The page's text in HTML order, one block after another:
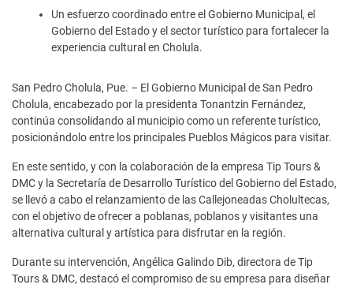
Un esfuerzo coordinado entre el Gobierno Municipal, el
Gobierno del Estado y el sector turístico para fortalecer la
experiencia cultural en Cholula.
San Pedro Cholula, Pue. – El Gobierno Municipal de San Pedro
Cholula, encabezado por la presidenta Tonantzin Fernández,
continúa consolidando al municipio como un referente turístico,
posicionándolo entre los principales Pueblos Mágicos para visitar.
En este sentido, y con la colaboración de la empresa Tip Tours &
DMC y la Secretaría de Desarrollo Turístico del Gobierno del Estado,
se llevó a cabo el relanzamiento de las Callejoneadas Cholultecas,
con el objetivo de ofrecer a poblanas, poblanos y visitantes una
alternativa cultural y artística para disfrutar en la región.
Durante su intervención, Angélica Galindo Dib, directora de Tip
Tours & DMC, destacó el compromiso de su empresa para diseñar